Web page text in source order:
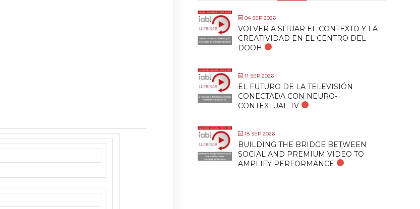
04 SEP 2026
VOLVER A SITUAR EL CONTEXTO Y LA
CREATIVIDAD EN EL CENTRO DEL
DOOH
11 SEP 2026
EL FUTURO DE LA TELEVISIÓN
CONECTADA CON NEURO-
CONTEXTUAL TV
18 SEP 2026
BUILDING THE BRIDGE BETWEEN
SOCIAL AND PREMIUM VIDEO TO
AMPLIFY PERFORMANCE